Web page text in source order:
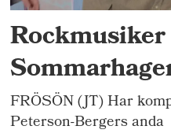
FRÖSÖN (JT) Har
Peterson-Bergers anda